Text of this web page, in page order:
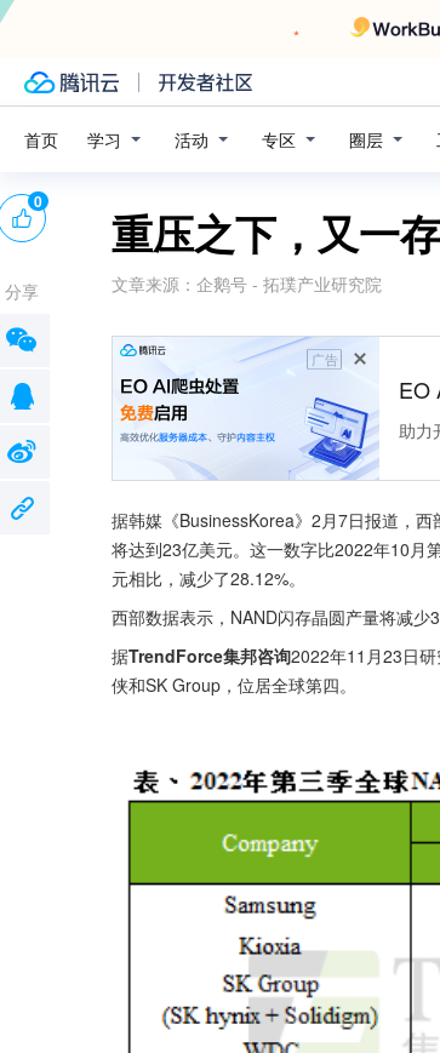
首页 学习 活动 专区 圈层
重压之下，又一
文章来源： 企鹅号 - 拓璞产业研究院
广告
EO
助力
据韩媒《BusinessKorea》2月7日报道，
将达到23亿美元。这一数字比2022年10月
元相比，减少了28.12%。
西部数据表示，NAND闪存晶圆产量将减少
据TrendForce集邦咨询2022年11月23日
侠和SK Group，位居全球第四。
0
分享